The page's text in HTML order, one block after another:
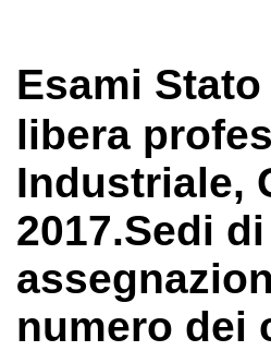
Esami
libera
Industriale,
2017.Sedi
numero dei